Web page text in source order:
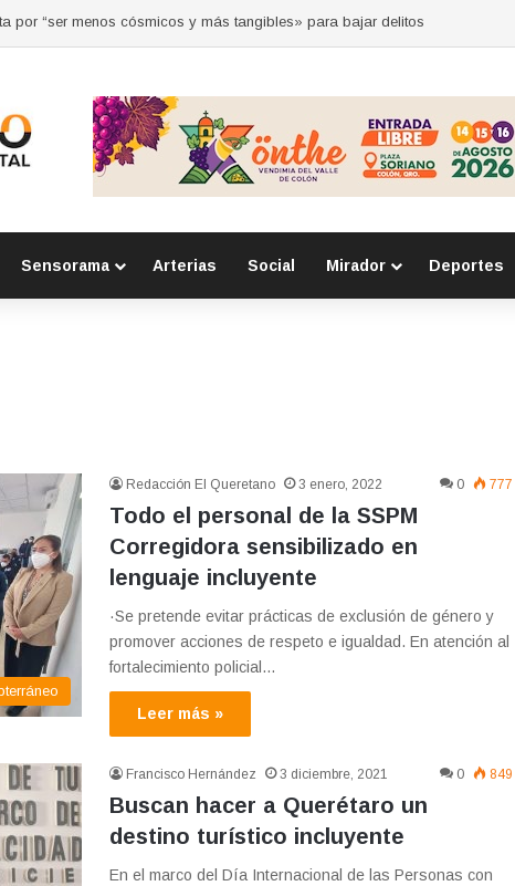
por “ser menos cósmicos y más tangibles» para bajar delitos
Sensorama Arterias Social Mirador Deportes
Redacción El Queretano 3 enero, 2022 0 777
Todo el personal de la SSPM
Corregidora sensibilizado en
lenguaje incluyente
·Se pretende evitar prácticas de exclusión de género y
promover acciones de respeto e igualdad. En atención al
fortalecimiento policial…
Leer más »
Francisco Hernández 3 diciembre, 2021 0 849
Buscan hacer a Querétaro un
destino turístico incluyente
En el marco del Día Internacional de las Personas con